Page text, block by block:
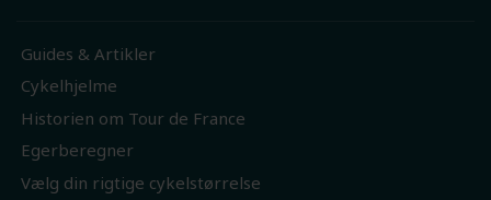
Guides & Artikler
Cykelhjelme
Historien om Tour de France
Egerberegner
Vælg din rigtige cykelstørrelse